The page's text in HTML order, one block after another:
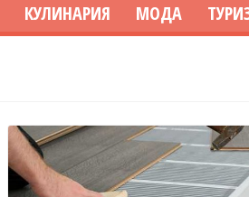
КУЛИНАРИЯ МОДА